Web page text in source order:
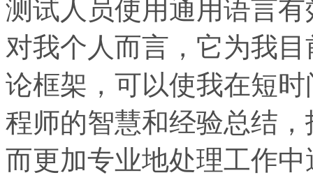
测试人员使用通用语言
对我个人而言，它为我
论框架，可以使我在短
程师的智慧和经验总结
而更加专业地处理工作